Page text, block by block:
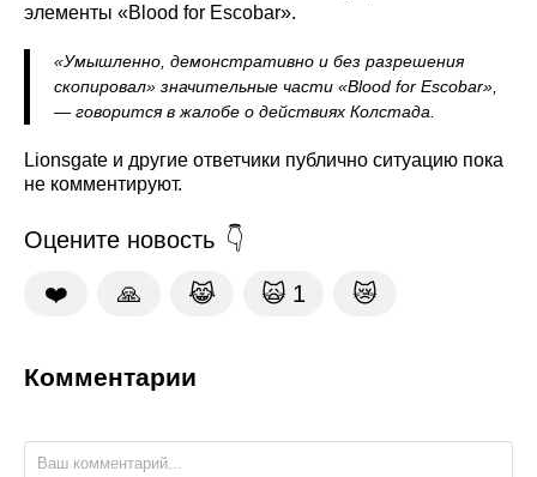
элементы «Blood for Escobar».
«Умышленно, демонстративно и без разрешения
скопировал» значительные части «Blood for Escobar»,
— говорится в жалобе о действиях Колстада.
Lionsgate и другие ответчики публично ситуацию пока
не комментируют.
Оцените новость
❤️ 🙏 😹 🙀 1 😿
Комментарии